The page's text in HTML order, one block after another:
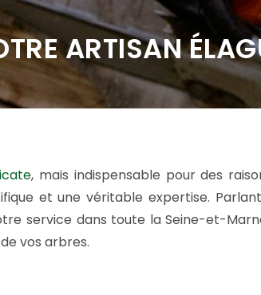
ARTISAN
, mais indispensable pour des
et une véritable expertise.
service dans toute la Seine-et-
vos arbres.